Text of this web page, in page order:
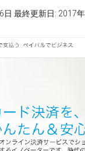
日 最終更新日: 2017